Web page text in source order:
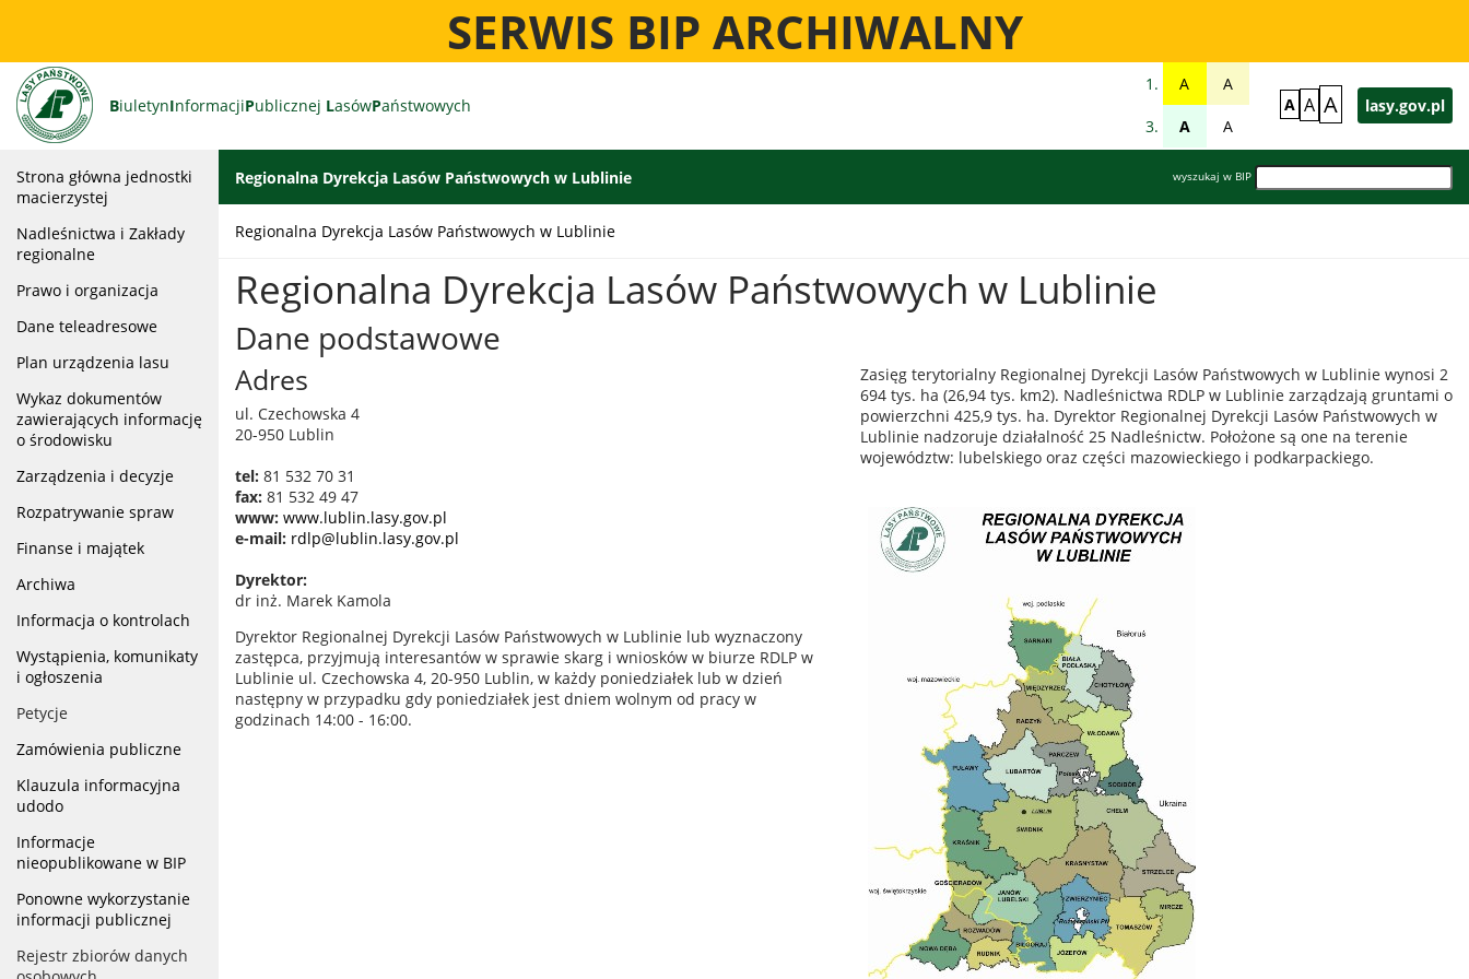
SERWIS BIP ARCHIWALNY
BiuletynInformacjiPublicznej LasówPaństwowych
A A
A A
A A A lasy.gov.pl
Strona główna jednostki
macierzystej
Nadleśnictwa i Zakłady
regionalne
Prawo i organizacja
Dane teleadresowe
Plan urządzenia lasu
Wykaz dokumentów
zawierających informację
o środowisku
Zarządzenia i decyzje
Rozpatrywanie spraw
Finanse i majątek
Archiwa
Informacja o kontrolach
Wystąpienia, komunikaty
i ogłoszenia
Petycje
Zamówienia publiczne
Klauzula informacyjna
udodo
Informacje
nieopublikowane w BIP
Ponowne wykorzystanie
informacji publicznej
Rejestr zbiorów danych
Regionalna Dyrekcja Lasów Państwowych w Lublinie wyszukaj w BIP
Regionalna Dyrekcja Lasów Państwowych w Lublinie
Regionalna Dyrekcja Lasów Państwowych w Lublinie
Dane podstawowe
Adres
ul. Czechowska 4
20-950 Lublin
tel: 81 532 70 31
fax: 81 532 49 47
www: www.lublin.lasy.gov.pl
e-mail: rdlp@lublin.lasy.gov.pl
Dyrektor:
dr inż. Marek Kamola
Dyrektor Regionalnej Dyrekcji Lasów Państwowych w Lublinie lub wyznaczony
zastępca, przyjmują interesantów w sprawie skarg i wniosków w biurze RDLP w
Lublinie ul. Czechowska 4, 20-950 Lublin, w każdy poniedziałek lub w dzień
następny w przypadku gdy poniedziałek jest dniem wolnym od pracy w
godzinach 14:00 - 16:00.
Zasięg terytorialny Regionalnej Dyrekcji Lasów Państwowych w Lublinie wynosi 2
694 tys. ha (26,94 tys. km2). Nadleśnictwa RDLP w Lublinie zarządzają gruntami o
powierzchni 425,9 tys. ha. Dyrektor Regionalnej Dyrekcji Lasów Państwowych w
Lublinie nadzoruje działalność 25 Nadleśnictw. Położone są one na terenie
województw: lubelskiego oraz części mazowieckiego i podkarpackiego.